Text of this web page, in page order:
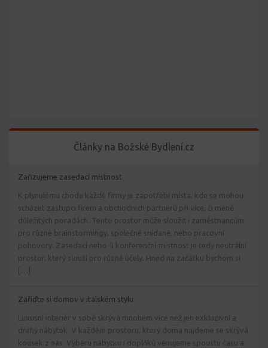
Články na Božské Bydlení.cz
Zařizujeme zasedací místnost
K plynulému chodu každé firmy je zapotřebí místa, kde se mohou
scházet zástupci firem a obchodních partnerů při více, či méně
důležitých poradách. Tento prostor může sloužit i zaměstnancům
pro různé brainstormingy, společné snídaně, nebo pracovní
pohovory. Zasedací nebo-li konferenční místnost je tedy neutrální
prostor, který slouží pro různé účely. Hned na začátku bychom si
Zařiďte si domov v italském stylu
Luxusní interiér v sobě skrývá mnohem více než jen exkluzivní a
drahý nábytek. V každém prostoru, který doma najdeme se skrývá
kousek z nás. Výběru nábytku i doplňků věnujeme spoustu času a